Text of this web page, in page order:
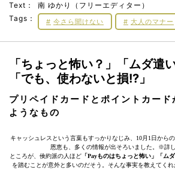
Text：
南 ゆかり（フリーエディター）
Tags：
今さら聞けない 大人のマナー
「ちょっと怖い？」「ムダ遣
「でも、使わないと損!?」
プリペイドカードとポイントカード
ようなもの
キャッシュレスという言葉もすっかりなじみ、10月1日から
恩恵も、多くの情報が出そろいました。※詳
ところが、倹約派の人ほど 「Payものはちょっと怖い」「ム
を踏むことが意外と多いのだそう。そんな事実を教えてく